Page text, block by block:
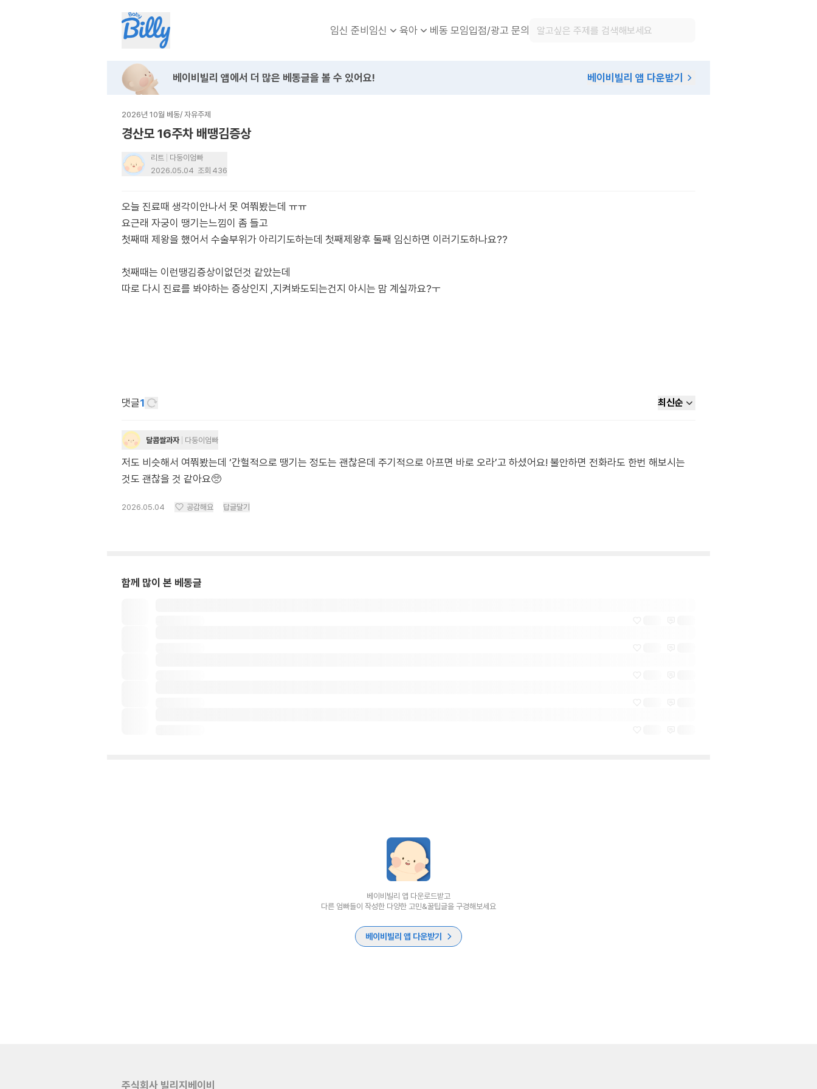
임신 준비임신 육아 베동 모임입점/광고 문의
베이비빌리 앱에서 더 많은 베동글을 볼 수 있어요! 베이비빌리 앱 다운받기
2026년 10월 베동/ 자유주제
경산모 16주차 배땡김증상
리트
다둥이엄빠
2026.05.04 조회 436
오늘 진료때 생각이안나서 못 여쭤봤는데 ㅠㅠ
요근래 자궁이 땡기는느낌이 좀 들고
첫째때 제왕을 했어서 수술부위가 아리기도하는데 첫째제왕후 둘째 임신하면 이러기도하나요??
첫째때는 이런땡김증상이없던것 같았는데
따로 다시 진료를 봐야하는 증상인지 ,지켜봐도되는건지 아시는 맘 계실까요?ㅜ
댓글1 최신순
달콤쌀과자 다둥이엄빠
저도 비슷해서 여쭤봤는데 ‘간헐적으로 땡기는 정도는 괜찮은데 주기적으로 아프면 바로 오라’고 하셨어요! 불안하면 전화라도 한번 해보시는
것도 괜찮을 것 같아요🥺
2026.05.04 공감해요 답글달기
함께 많이 본 베동글
베이비빌리 앱 다운로드받고
다른 엄빠들이 작성한 다양한 고민&꿀팁글을 구경해보세요
베이비빌리 앱 다운받기
주식회사 빌리지베이비